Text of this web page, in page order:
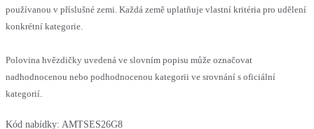
používanou v příslušné zemi. Každá země uplatňuje vlastní kritéria pro udělení
konkrétní kategorie.
Polovina hvězdičky uvedená ve slovním popisu může označovat
nadhodnocenou nebo podhodnocenou kategorii ve srovnání s oficiální
kategorií.
Kód nabídky: AMTSES26G8